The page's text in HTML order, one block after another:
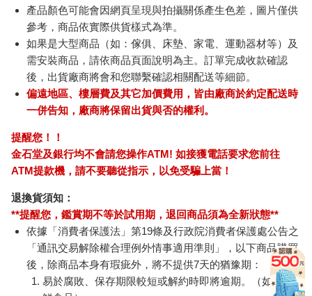
產品顏色可能會因網頁呈現與拍攝關係產生色差，圖片僅供
參考，商品依實際供貨樣式為準。
如果是大型商品（如：傢俱、床墊、家電、運動器材等）及
需安裝商品，請依商品頁面說明為主。訂單完成收款確認
後，出貨廠商將會和您聯繫確認相關配送等細節。
偏遠地區、樓層費及其它加價費用，皆由廠商於約定配送時
一併告知，廠商將保留出貨與否的權利。
提醒您！！
金石堂及銀行均不會請您操作ATM! 如接獲電話要求您前往
ATM提款機，請不要聽從指示，以免受騙上當！
退換貨須知：
**提醒您，鑑賞期不等於試用期，退回商品須為全新狀態**
依據「消費者保護法」第19條及行政院消費者保護處公告之
「通訊交易解除權合理例外情事適用準則」，以下商品購買
後，除商品本身有瑕疵外，將不提供7天的猶豫期：
易於腐敗、保存期限較短或解約時即將逾期。（如：生